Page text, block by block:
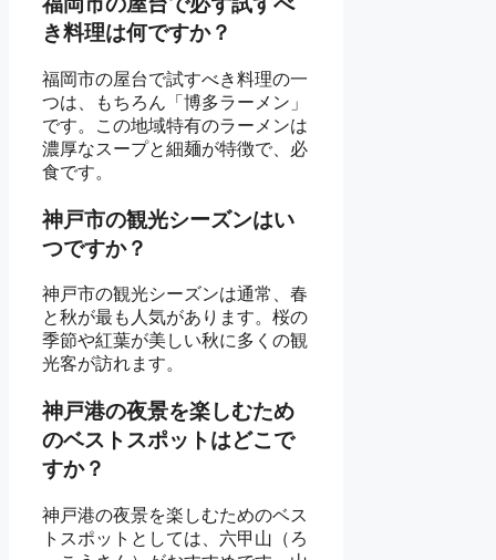
き料理は何ですか？
福岡市の屋台で試すべき料理の一
つは、もちろん「博多ラーメン」
です。この地域特有のラーメンは
濃厚なスープと細麺が特徴で、必
食です。
神戸市の観光シーズンはい
つですか？
神戸市の観光シーズンは通常、春
と秋が最も人気があります。桜の
季節や紅葉が美しい秋に多くの観
光客が訪れます。
神戸港の夜景を楽しむため
のベストスポットはどこで
すか？
神戸港の夜景を楽しむためのベス
トスポットとしては、六甲山（ろ